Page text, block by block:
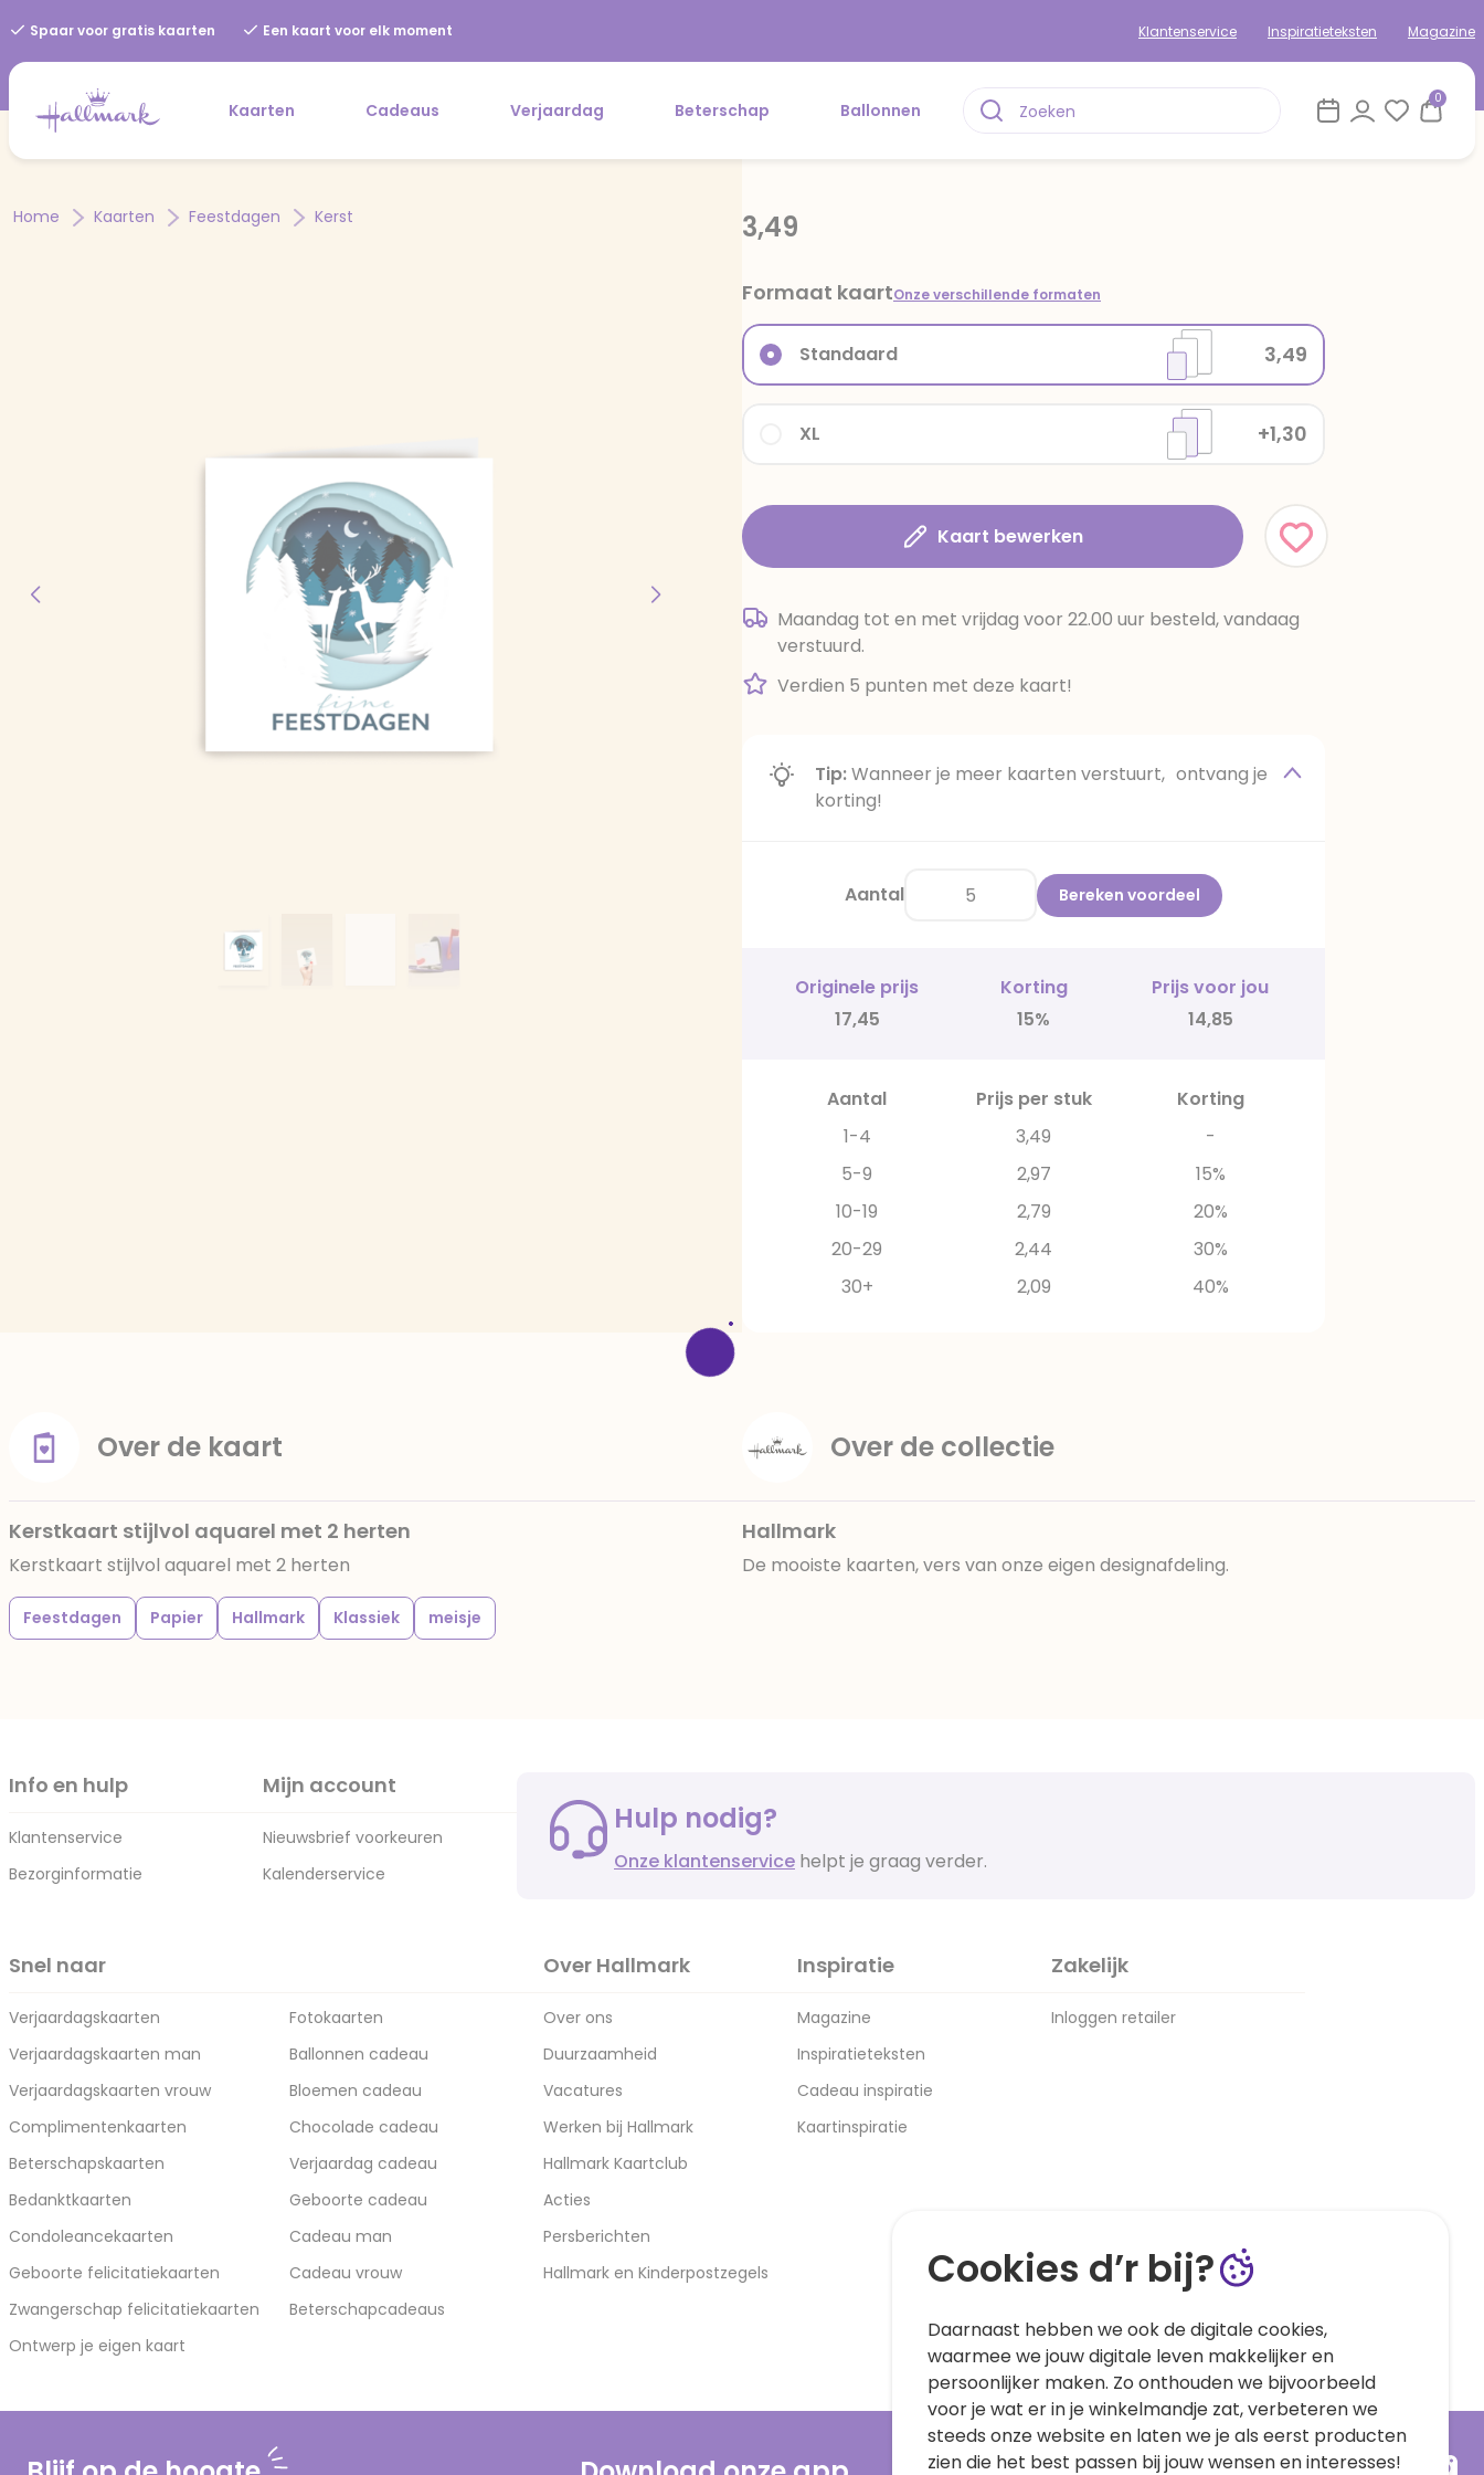
Spaar voor gratis kaarten Een kaart voor elk moment Klantenservice Inspiratieteksten Magazine
Kaarten Cadeaus Verjaardag Beterschap Ballonnen
0
Home Kaarten Feestdagen Kerst 3,49
Formaat kaartOnze verschillende formaten
XL +1,30
Standaard 3,49
Kaart bewerken
Maandag tot en met vrijdag voor 22.00 uur besteld, vandaag
verstuurd.
Verdien 5 punten met deze kaart!
Tip:Wanneer je meer kaarten verstuurt, ontvang je
korting!
Aantal Bereken voordeel
Originele prijs Korting
Prijs voor jou
17,45
15% 14,85
Aantal Prijs per stuk
Korting
1-4
3,49
-
5-9
2,97
15%
10-19
2,79
20%
20-29
2,44
30%
30+
2,09 40%
Over de kaart
Kerstkaart stijlvol aquarel met 2 herten
Kerstkaart stijlvol aquarel met 2 herten
Feestdagen Papier Hallmark Klassiek meisje
Over de collectie
Hallmark
De mooiste kaarten, vers van onze eigen designafdeling.
Info en hulp
Klantenservice
Bezorginformatie
Mijn account
Nieuwsbrief voorkeuren
Kalenderservice
Hulp nodig?
Onze klantenservice helpt je graag verder.
Snel naar
Verjaardagskaarten
Verjaardagskaarten man
Verjaardagskaarten vrouw
Complimentenkaarten
Beterschapskaarten
Bedanktkaarten
Condoleancekaarten
Geboorte felicitatiekaarten
Zwangerschap felicitatiekaarten
Ontwerp je eigen kaart
Fotokaarten
Ballonnen cadeau
Bloemen cadeau
Chocolade cadeau
Verjaardag cadeau
Geboorte cadeau
Cadeau man
Cadeau vrouw
Beterschapcadeaus
Over Hallmark
Over ons
Duurzaamheid
Vacatures
Werken bij Hallmark
Hallmark Kaartclub
Acties
Persberichten
Hallmark en Kinderpostzegels
Inspiratie
Magazine
Inspiratieteksten
Cadeau inspiratie
Kaartinspiratie
Zakelijk
Inloggen retailer
Cookies d’r bij?
Daarnaast hebben we ook de digitale cookies,
waarmee we jouw digitale leven makkelijker en
persoonlijker maken. Zo onthouden we bijvoorbeeld
voor je wat er in je winkelmandje zat, verbeteren we
steeds onze website en laten we je als eerst producten
zien die het best passen bij jouw wensen en interesses!